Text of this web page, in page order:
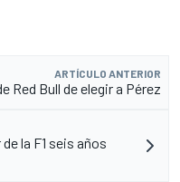
ARTÍCULO ANTERIOR
Red Bull de elegir a Pérez
la F1 seis años